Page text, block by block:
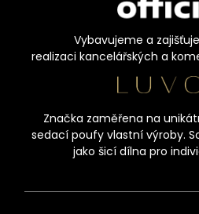
Vybavujeme a
realizaci kancelářských a
Značka zaměřena na
sedací poufy vlastní výroby.
jako šicí dílna pro